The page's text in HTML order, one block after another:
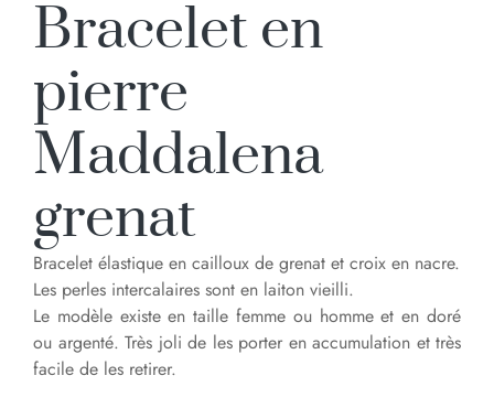
Bracelet en
pierre
Maddalena
grenat
Bracelet élastique en cailloux de grenat et croix en nacre.
Les perles intercalaires sont en laiton vieilli.
Le modèle existe en taille femme ou homme et en doré
ou argenté. Très joli de les porter en accumulation et très
facile de les retirer.